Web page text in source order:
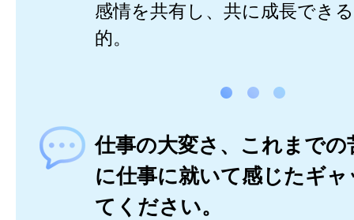
感情を共有し、共に成長でき
的。
仕事の大変さ、これまでの
に仕事に就いて感じたギ
てください。